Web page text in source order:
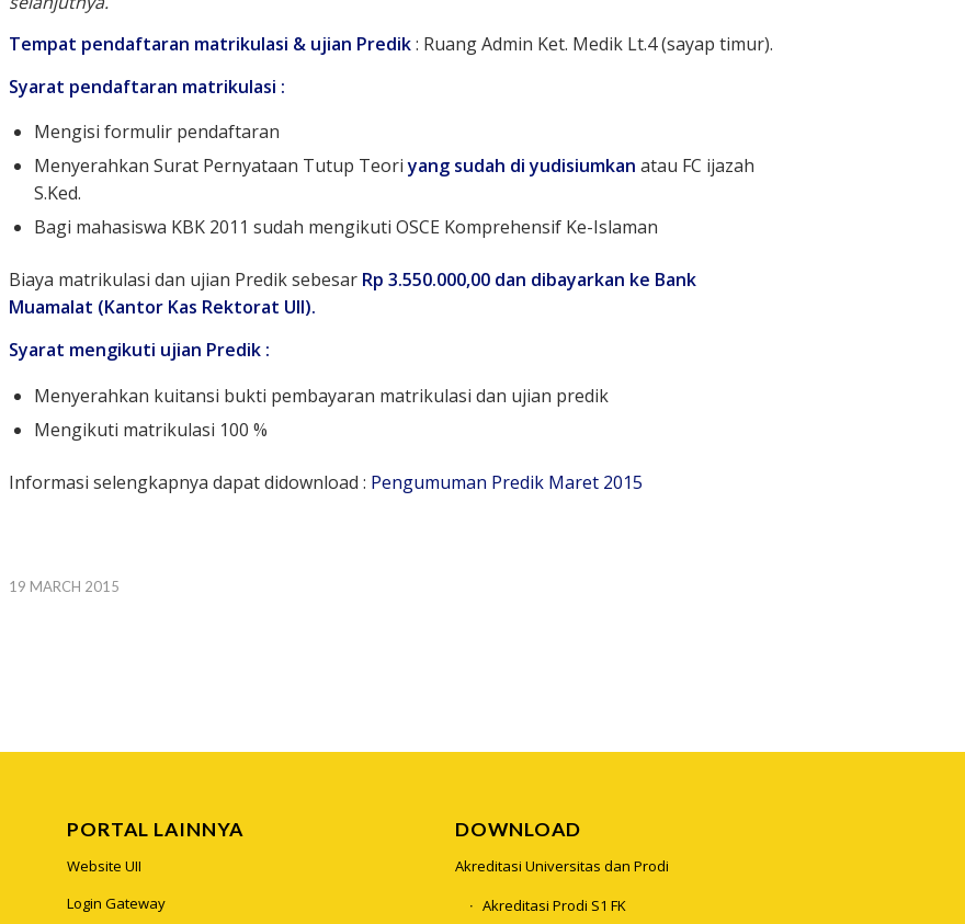
Tempat pendaftaran matrikulasi & ujian Predik: Ruang Admin Ket. Medik Lt.4 (sayap timur).
Syarat pendaftaran matrikulasi :
Mengisi formulir pendaftaran
Menyerahkan Surat Pernyataan Tutup Teoriyang sudah di yudisiumkan atau FC ijazah
S.Ked.
Bagi mahasiswa KBK 2011 sudah mengikuti OSCE Komprehensif Ke-Islaman
Biaya matrikulasi dan ujian Predik sebesar Rp 3.550.000,00 dan dibayarkan ke Bank
Muamalat (Kantor Kas Rektorat UII).
Syarat mengikuti ujian Predik :
Menyerahkan kuitansi bukti pembayaran matrikulasi dan ujian predik
Mengikuti matrikulasi 100 %
Informasi selengkapnya dapat didownload : Pengumuman Predik Maret 2015
19 MARCH 2015
PORTAL LAINNYA
Website UII
Login Gateway
DOWNLOAD
Akreditasi Universitas dan Prodi
Akreditasi Prodi S1 FK